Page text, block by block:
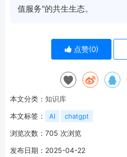
值服务"的共生生态。
点赞(0)
本文分类： 知识库
本文标签：
AI chatgpt
浏览次数： 705 次浏览
发布日期：2025-04-22